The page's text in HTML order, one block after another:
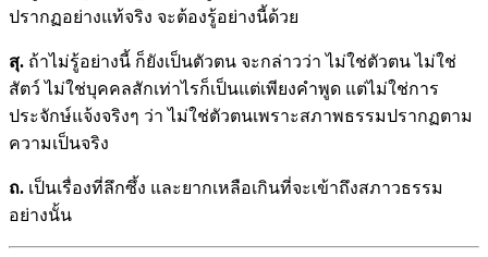
ปรากฏอย่างแท้จริง จะต้องรู้อย่างนี้ด้วย
สุ. ถ้าไม่รู้อย่างนี้ ก็ยังเป็นตัวตน จะกล่าวว่า ไม่ใช่ตัวตน ไม่ใช่
สัตว์ ไม่ใช่บุคคลสักเท่าไรก็เป็นแต่เพียงคำพูด แต่ไม่ใช่การ
ประจักษ์แจ้งจริงๆ ว่า ไม่ใช่ตัวตนเพราะสภาพธรรมปรากฏตาม
ความเป็นจริง
ถ. เป็นเรื่องที่ลึกซึ้ง และยากเหลือเกินที่จะเข้าถึงสภาวธรรม
อย่างนั้น